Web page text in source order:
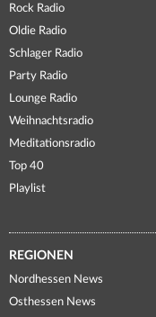
Rock Radio
Oldie Radio
Schlager Radio
Party Radio
Lounge Radio
Weihnachtsradio
Meditationsradio
Top 40
Playlist
REGIONEN
Nordhessen News
Osthessen News